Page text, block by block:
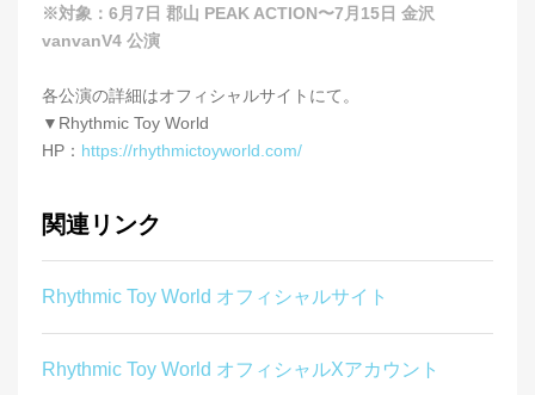
※対象：6月7日 郡山 PEAK ACTION〜7月15日 金沢
vanvanV4 公演
各公演の詳細はオフィシャルサイトにて。
▼Rhythmic Toy World
HP： https://rhythmictoyworld.com/
関連リンク
Rhythmic Toy World オフィシャルサイト
Rhythmic Toy World オフィシャルXアカウント